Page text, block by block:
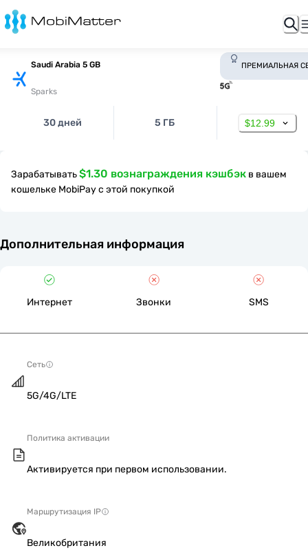
Saudi Arabia 5 GB
Sparks
ПРЕМИАЛЬНАЯ
30 дней 5 ГБ $12.99
Зарабатывать$1.30 вознаграждения кэшбэк в вашем
кошельке MobiPay с этой покупкой
Дополнительная информация
Интернет Звонки SMS
Сеть
5G/4G/LTE
Политика активации
Активируется при первом использовании.
Маршрутизация IP
Великобритания